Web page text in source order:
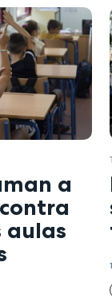
a
aulas